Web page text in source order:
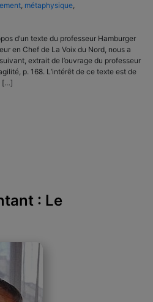
, métaphysique,
d’un texte du professeur Hamburger
en Chef de La Voix du Nord, nous a
extrait de l’ouvrage du professeur
p. 168. L’intérêt de ce texte est de
[…]
: Le